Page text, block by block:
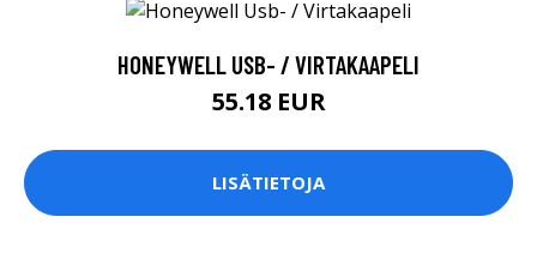
HONEYWELL USB- / VIRTAKAAPELI
55.18 EUR
LISÄTIETOJA